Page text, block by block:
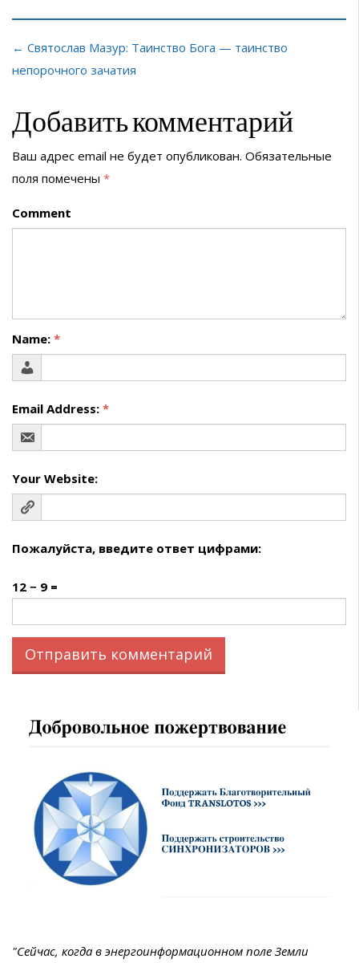
← Святослав Мазур: Таинство Бога — таинство
непорочного зачатия
Добавить комментарий
Ваш адрес email не будет опубликован. Обязательные
поля помечены *
Comment
Name: *
Email Address: *
Your Website:
Пожалуйста, введите ответ цифрами:
12 − 9 =
"Сейчас, когда в энергоинформационном поле Земли